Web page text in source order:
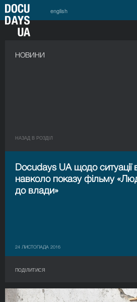
english
НОВИНИ
НАЗАД В РОЗДIЛ
Docudays UA щодо ситуації
навколо показу фільму
до влади»
24 ЛИСТОПАДА 2016
ПОДІЛИТИСЯ